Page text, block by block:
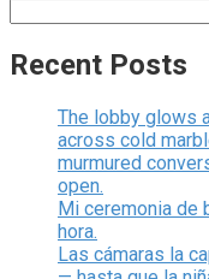
Recent Posts
The lobby glows
across cold
murmured
open.
Mi ceremonia de
hora.
Las cámaras la